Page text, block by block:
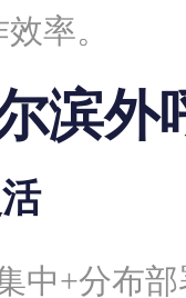
率。
滨外
中+分布